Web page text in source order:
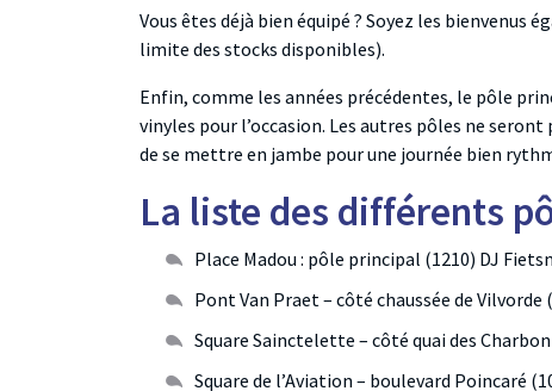
Vous êtes déjà bien équipé ? Soyez les bienvenus
limite des stocks disponibles).
Enfin, comme les années précédentes, le pôle
vinyles pour l’occasion. Les autres pôles ne
de se mettre en jambe pour une journée bien
La liste des différents
Place Madou : pôle principal (1210) DJ
Pont Van Praet – côté chaussée de Vilvorde
Square Sainctelette – côté quai des
Square de l’Aviation – boulevard Poincaré